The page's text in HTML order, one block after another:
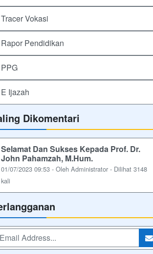
Tracer Vokasi
Rapor Pendidikan
PPG
E Ijazah
Dikomentari
Selamat Dan Sukses Kepada Prof. Dr.
John Pahamzah, M.Hum.
01/07/2023 09:53 - Oleh Administrator - Dilihat 3148
kali